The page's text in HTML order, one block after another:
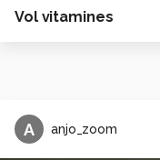
Vol vitamines
A anjo_zoom